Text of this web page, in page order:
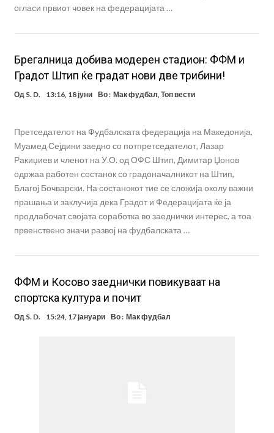
огласи првиот човек на федерацијата …
Брегалница добива модерен стадион: ФФМ и
Градот Штип ќе градат нови две трибини!
Од S. D. 13:16, 18 јуни Во : Мак фудбал,Топ вести
Претседателот на Фудбалската федерација на Македонија,
Муамед Сејдини заедно со потпретседателот, Лазар
Ракиџиев и членот на У.О. од ОФС Штип, Димитар Џонов
одржаа работен состанок со градоначалникот на Штип,
Благој Бочварски. На состанокот тие се сложија околу важни
прашања и заклучија дека Градот и Федерацијата ќе ја
продлабочат својата соработка во заеднички интерес, а тоа
првенствено значи развој на фудбалската …
ФФМ и Косово заеднички повикуваат на
спортска култура и почит
Од S. D. 15:24, 17 јануари Во : Мак фудбал